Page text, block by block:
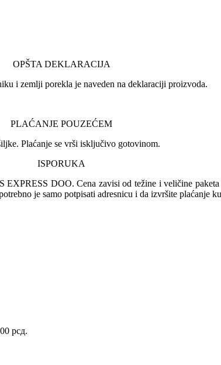
OPŠTA DEKLARACIJA
i zemlji porekla je naveden na deklaraciji proizvoda.
PLAĆANJE POUZEĆEM
Plaćanje se vrši isključivo gotovinom.
ISPORUKA
DOO. Cena zavisi od težine i veličine
je samo potpisati adresnicu i da izvršite plaćanje
рсд.